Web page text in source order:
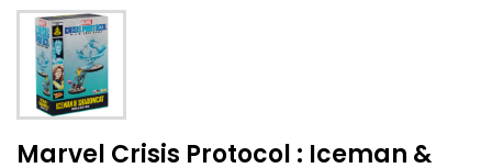
Marvel Crisis Protocol : Iceman &